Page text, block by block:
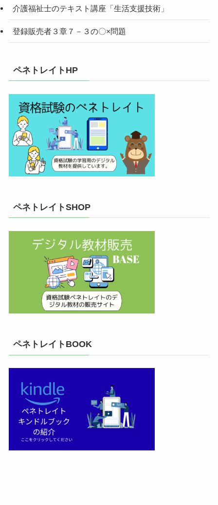
介護福祉士のテキスト講座「生活支援技術」
登録販売者３章７－３の〇×問題
ペネトレイトHP
ペネトレイトSHOP
ペネトレイトBOOK